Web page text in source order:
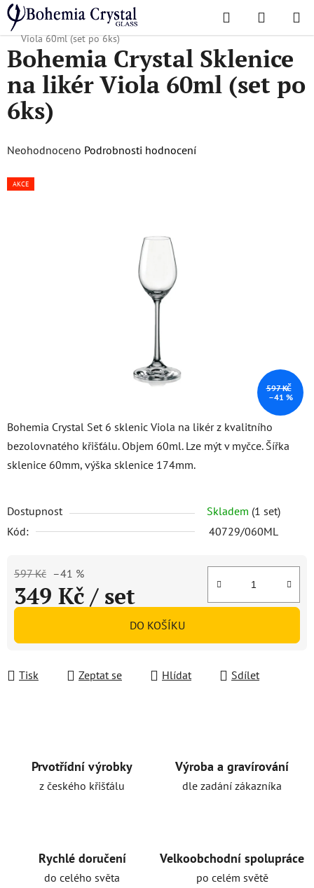
Přejít
na
obsah
Hledat
KOŠÍK
Domů
/ Oblíbené kolekce / Viola
Bohemia Crystal Sklenice na likér
Viola 60ml (set po 6ks)
Bohemia Crystal Set 6 sklenic Viola na likér z kvalitního
bezolovnatého křišťálu. Objem 60ml. Lze mýt v myčce. Šířka
sklenice 60mm, výška sklenice 174mm.
Dostupnost Skladem (1 set)
Kód:
40729/060ML
597 Kč –41 %
349 Kč / set
DO KOŠÍKU
Tisk Zeptat se Hlídat Sdílet
Bohemia Crystal Sklenice
na likér Viola 60ml (set po
6ks)
Průměrné
produktu
Neohodnoceno Podrobnosti hodnocení
AKCE
597 KČ
–41 %
Prvotřídní výrobky
z českého křišťálu
Výroba a gravírování
dle zadání zákazníka
Rychlé doručení
do celého světa
Velkoobchodní spolupráce
po celém světě